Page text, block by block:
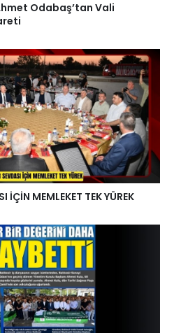
Odabaş’tan Vali
İÇİN MEMLEKET TEK YÜREK